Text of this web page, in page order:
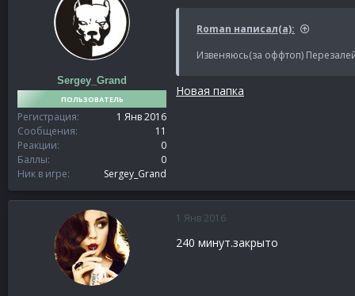
Sergey_Grand
ПОЛЬЗОВАТЕЛЬ
Регистрация
1 Янв 2016
Сообщения
11
Реакции
0
Баллы
0
Ник в игре
Sergey_Grand
Roman написал(а):
Извеняюсь(за оффтоп)
Новая папка
1 Янв 2016
240 минут.закрыто